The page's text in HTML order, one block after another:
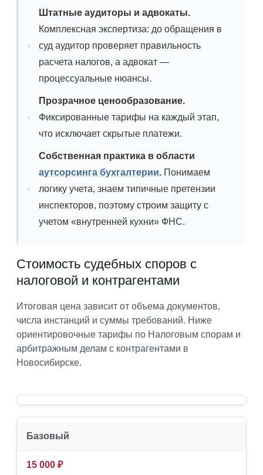
Штатные аудиторы и адвокаты.
Комплексная экспертиза: до обращения в
суд аудитор проверяет правильность
расчета налогов, а адвокат —
процессуальные нюансы.
Прозрачное ценообразование.
Фиксированные тарифы на каждый этап,
что исключает скрытые платежи.
Собственная практика в области
аутсорсинга бухгалтерии. Понимаем
логику учета, знаем типичные претензии
инспекторов, поэтому строим защиту с
учетом «внутренней кухни» ФНС.
Стоимость судебных споров с
налоговой и контрагентами
Итоговая цена зависит от объема документов,
числа инстанций и суммы требований. Ниже
ориентировочные тарифы по Налоговым спорам и
арбитражным делам с контрагентами в
Новосибирске.
Базовый
15 000 ₽